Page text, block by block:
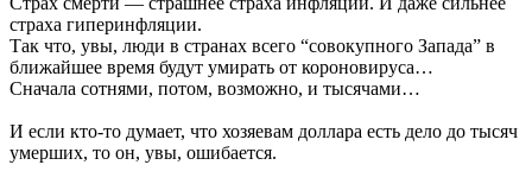
страха гиперинфляции.
Так что, увы, люди в странах всего “совокупного Запада” в
ближайшее время будут умирать от короновируса…
Сначала сотнями, потом, возможно, и тысячами…
И если кто-то думает, что хозяевам доллара есть дело до тысяч
умерших, то он, увы, ошибается.